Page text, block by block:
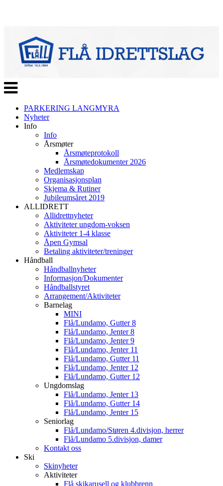
Veksle
navigasjon
PARKERING LANGMYRA
Nyheter
Info
Info
Årsmøter
Årsmøteprotokoll
Årsmøtedokumenter 2026
Medlemskap
Organisasjonsplan
Skjema & Rutiner
Jubileumsåret 2019
ALLIDRETT
Allidrettnyheter
Aktiviteter ungdom-voksen
Aktiviteter 1-4 klasse
Åpen Gymsal
Betaling aktiviteter/treninger
Håndball
Håndballnyheter
Informasjon/Dokumenter
Håndballstyret
Arrangement/Aktiviteter
Barnelag
MINI
Flå/Lundamo, Gutter 8
Flå/Lundamo, Jenter 8
Flå/Lundamo, Jenter 9
Flå/Lundamo, Jenter 11
Flå/Lundamo, Gutter 11
Flå/Lundamo, Jenter 12
Flå/Lundamo, Gutter 12
Ungdomslag
Flå/Lundamo, Jenter 13
Flå/Lundamo, Gutter 14
Flå/Lundamo, Jenter 15
Seniorlag
Flå/Lundamo/Støren 4.divisjon, herrer
Flå/Lundamo 5.divisjon, damer
Kontakt oss
Ski
Skinyheter
Aktiviteter
Flå skikarusell og klubbrenn